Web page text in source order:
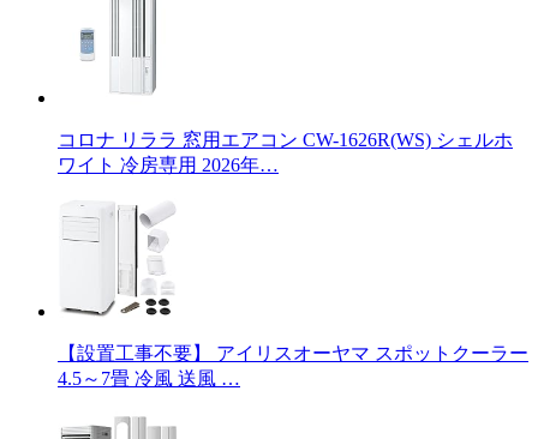
コロナ リララ 窓用エアコン CW-1626R(WS) シェルホ
ワイト 冷房専用 2026年…
【設置工事不要】 アイリスオーヤマ スポットクーラー
4.5～7畳 冷風 送風 …